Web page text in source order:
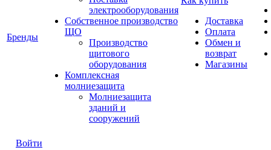
Бренды
электрооборудования
Собственное производство
ЩО
Производство
щитового
оборудования
Комплексная
молниезащита
Молниезащита
зданий и
сооружений
Доставка
Оплата
Обмен и
возврат
Магазины
Войти